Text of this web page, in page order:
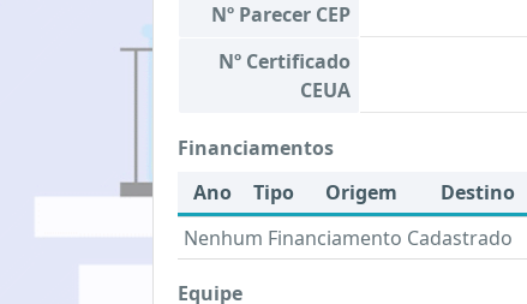
Nº Parecer CEP
Nº Certificado
CEUA
Financiamentos
Ano
Tipo Origem Destino
Nenhum Financiamento Cadastrado
Equipe